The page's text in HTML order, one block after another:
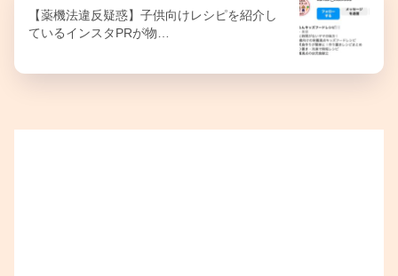
【薬機法違反疑惑】子供向けレシピを紹介し
ているインスタPRが物…